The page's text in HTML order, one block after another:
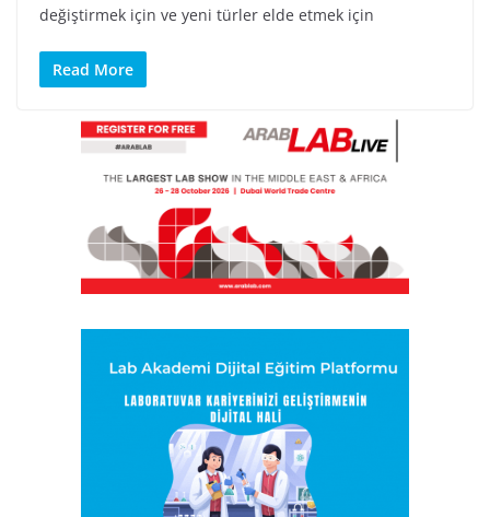
değiştirmek için ve yeni türler elde etmek için
Read More